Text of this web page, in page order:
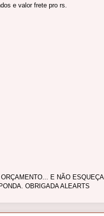
e valor frete pro rs.
E NÃO
OBRIGADA ALEARTS